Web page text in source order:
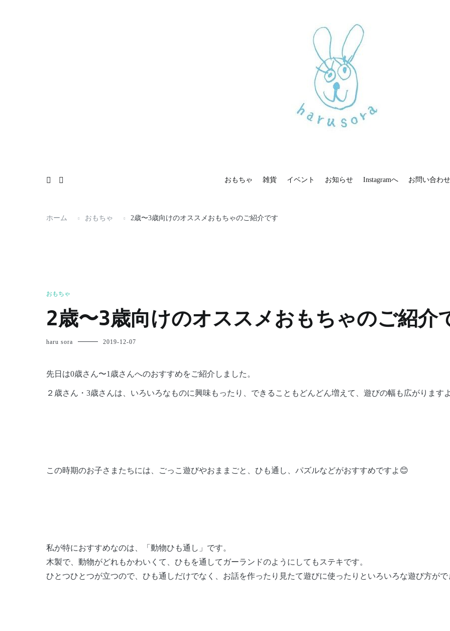
おもちゃ 雑貨 イベント お知らせ Instagramへ お問い合わせ
ホーム おもちゃ 2歳〜3歳向けのオススメおもちゃのご紹介です
おもちゃ
2歳〜3歳向けのオススメおもちゃのご紹介
haru sora 2019-12-07
先日は0歳さん〜1歳さんへのおすすめをご紹介しました。
２歳さん・3歳さんは、いろいろなものに興味もったり、できることもどんどん増えて、遊びの幅も広がりますよ
この時期のお子さまたちには、ごっこ遊びやおままごと、ひも通し、パズルなどがおすすめですよ😊
私が特におすすめなのは、「動物ひも通し」です。
木製で、動物がどれもかわいくて、ひもを通してガーランドのようにしてもステキです。
ひとつひとつが立つので、ひも通しだけでなく、お話を作ったり見たて遊びに使ったりといろいろな遊び方がで